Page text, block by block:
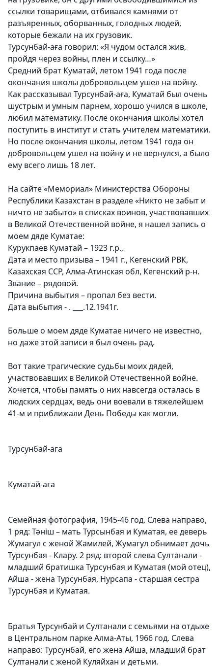
ссылки товарищами, отбивался камнями от
разъяренных, оборванных, голодных людей,
которые бежали на их грузовик.
Турсунбай-аға говорил: «Я чудом остался жив,
пройдя через войны, плен и ссылку…»
Средний брат Куматай, летом 1941 года после
окончания школы добровольцем ушел на войну.
Как рассказывал Турсунбай-аға, Куматай был очень
шустрым и умным парнем, хорошо учился в школе,
любил математику. После окончания школы хотел
поступить в институт и стать учителем математики.
Но после окончания школы, летом 1941 года он
добровольцем ушел на войну и не вернулся, а было
ему всего лишь 18 лет.
На сайте «Мемориал» Министерства Обороны
Республики Казахстан в разделе «Никто не забыт и
ничто не забыто» в списках воинов, участвовавших
в Великой Отечественной войне, я нашел запись о
моем дяде Куматае:
Курукпаев Куматай – 1923 г.р.,
Дата и место призыва – 1941 г., Кегенский РВК,
Казахская ССР, Алма-Атинская обл, Кегенский р-н.
Звание – рядовой.
Причина выбытия – пропал без вести.
Дата выбытия - . ___.12.1941г.
Больше о моем дяде Куматае ничего не известно,
но даже этой записи я был очень рад.
Вот такие трагические судьбы моих дядей,
участвовавших в Великой Отечественной войне.
Хочется, чтобы память о них навсегда осталась в
людских сердцах, ведь они воевали в тяжелейшем
41-м и приближали День Победы как могли.
Турсунбай-ага
Куматай-ага
Семейная фотография, 1945-46 год. Слева направо,
1 ряд: Тәніш – мать Турсынбая и Куматая, ее деверь
Жумагул с женой Жамилей, Жумагул обнимает дочь
Турсунбая - Клару. 2 ряд: второй слева Султанали -
младший братишка Турсунбая и Куматая (мой отец),
Айша - жена Турсунбая, Нурсапа - старшая сестра
Турсунбая и Куматая.
Братья Турсунбай и Султанали с семьями на отдыхе
в Центральном парке Алма-Аты, 1966 год. Слева
направо: Турсунбай, его жена Айша, младший брат
Султанали с женой Куляйхан и детьми.